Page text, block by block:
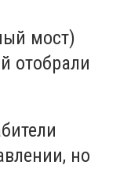
мост)
отобрали
но